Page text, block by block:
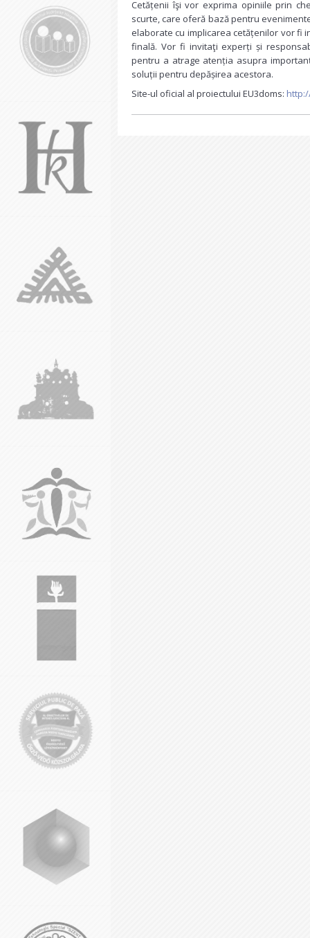
Cetățenii îşi vor exprima opiniile prin
scurte, care oferă bază pentru
elaborate cu implicarea cetățenilor vor fi
finală. Vor fi invitaţi experți și
pentru a atrage atenția asupra
soluții pentru depășirea acestora.
Site-ul oficial al proiectului EU3doms: